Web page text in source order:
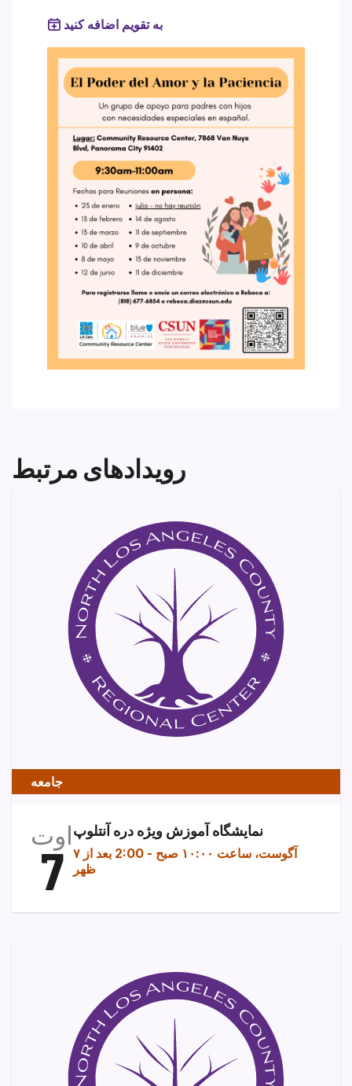
به تقویم اضافه کنید
رویدادهای مرتبط
جامعه
اوت
7
نمایشگاه آموزش ویژه دره آنتلوپ
۷ آگوست، ساعت ۱۰:۰۰ صبح -
2:00 بعد از
ظهر